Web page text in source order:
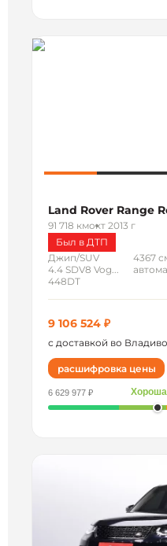
Land Rover Range
91 718 кмокт 2013 г
Был в ДТП
Джип/SUV
4.4 SDV8 Vog...
448DT
4367
9 106 524 ₽
с доставкой во
расшифровка цены
6 629 977 ₽